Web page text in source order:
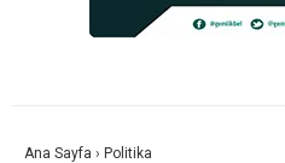
Ana Sayfa › Politika